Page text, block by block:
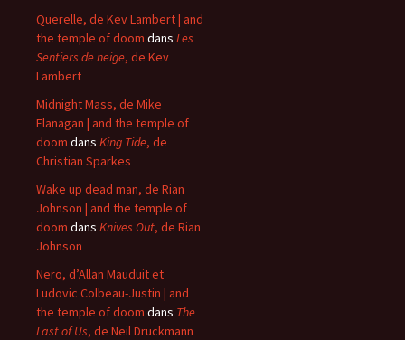
Querelle, de Kev Lambert | and
the temple of doom dans Les
Sentiers de neige, de Kev
Lambert
Midnight Mass, de Mike
Flanagan | and the temple of
doom dans King Tide, de
Christian Sparkes
Wake up dead man, de Rian
Johnson | and the temple of
doom dans Knives Out, de Rian
Johnson
Nero, d’Allan Mauduit et
Ludovic Colbeau-Justin | and
the temple of doom dans The
Last of Us, de Neil Druckmann